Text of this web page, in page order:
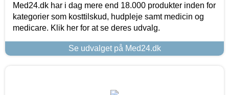
Med24.dk har i dag mere end 18.000 produkter inden for
kategorier som kosttilskud, hudpleje samt medicin og
medicare. Klik her for at se deres udvalg.
Se udvalget på Med24.dk